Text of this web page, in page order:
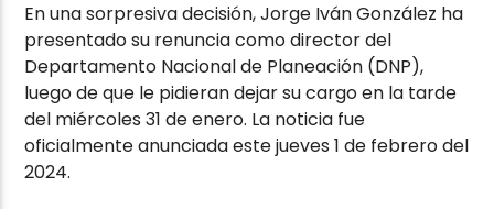
En una sorpresiva decisión, Jorge Iván González ha
presentado su renuncia como director del
Departamento Nacional de Planeación (DNP),
luego de que le pidieran dejar su cargo en la tarde
del miércoles 31 de enero. La noticia fue
oficialmente anunciada este jueves 1 de febrero del
2024.